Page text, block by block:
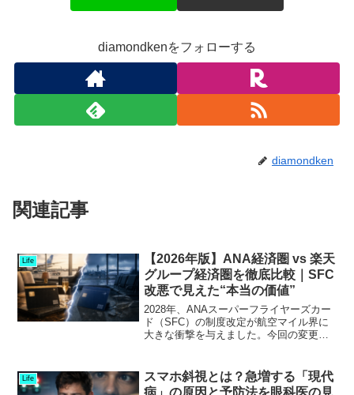
diamondkenをフォローする
diamondken
関連記事
Life
【2026年版】ANA経済圏 vs 楽天
グループ経済圏を徹底比較｜SFC
改悪で見えた“本当の価値”
2028年、ANAスーパーフライヤーズカー
ド（SFC）の制度改定が航空マイル界に
大きな衝撃を与えました。今回の変更で
ウンジ利用不可スターアライアンス・ゴ
ールド喪...
Life
スマホ斜視とは？急増する「現代
病」の原因と予防法を眼科医の見